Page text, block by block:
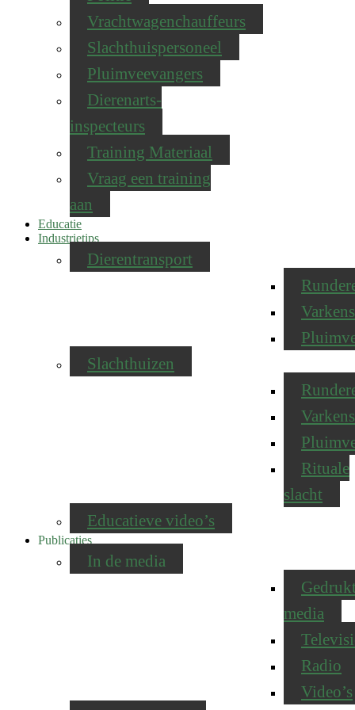
Vrachtwagenchauffeurs
Slachthuispersoneel
Pluimveevangers
Dierenarts-
inspecteurs
Training Materiaal
Vraag een training
aan
Educatie
Industrietips
Dierentransport
Varkens
Slachthuizen
Varkens
Rituale
slacht
Educatieve video’s
Publicaties
In de media
media
Radio
Video’s